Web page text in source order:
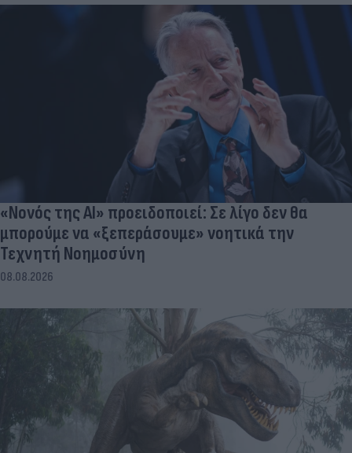
«Νονός της AI» προειδοποιεί: Σε λίγο δεν θα
μπορούμε να «ξεπεράσουμε» νοητικά την
Τεχνητή Νοημοσύνη
08.08.2026